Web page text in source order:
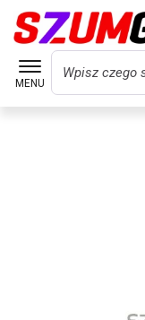
MENU
Wyszukaj